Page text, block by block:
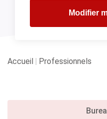
Modifier
Accueil Professionnels